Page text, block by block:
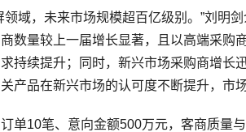
，未来市场规模超百亿级别。”刘明剑
数量较上一届增长显著，且以高端采购
持续提升；同时，新兴市场采购商增长
产品在新兴市场的认可度不断提升，市
10笔、意向金额500万元，客商质量